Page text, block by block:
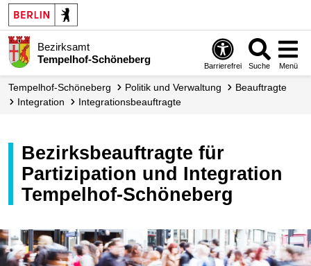
Bezirksamt
Tempelhof-Schöneberg
Barrierefrei Suche Menü
Tempelhof-Schöneberg Politik und Verwaltung
Beauftragte
Integration
Integrations­beauftragte
Bezirksbeauftragte für
Partizipation und Integration
Tempelhof-Schöneberg